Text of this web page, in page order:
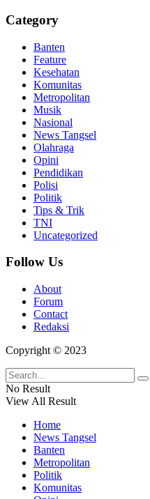
Category
Banten
Feature
Kesehatan
Komunitas
Metropolitan
Musik
Nasional
News Tangsel
Olahraga
Opini
Pendidikan
Polisi
Politik
Tips & Trik
TNI
Uncategorized
Follow Us
About
Forum
Contact
Redaksi
Copyright © 2023
No Result
View All Result
Home
News Tangsel
Banten
Metropolitan
Politik
Komunitas